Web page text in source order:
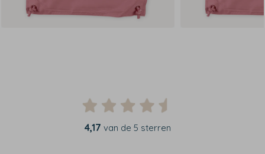
4,17 van de 5 sterren